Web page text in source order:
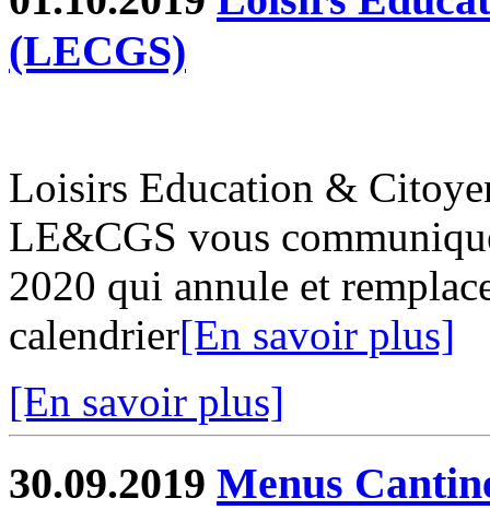
(LECGS)
Loisirs Education &
LE&CGS vous
2020 qui annule et
calendrier[En savoir plus]
[En savoir plus]
30.09.2019 Menus